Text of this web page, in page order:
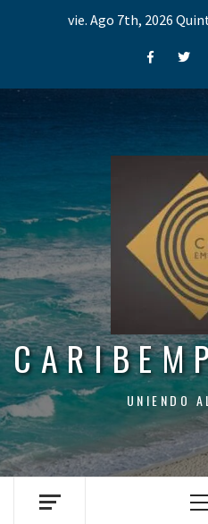
vie. Ago 7th, 2026
Facebook
UNIENDO